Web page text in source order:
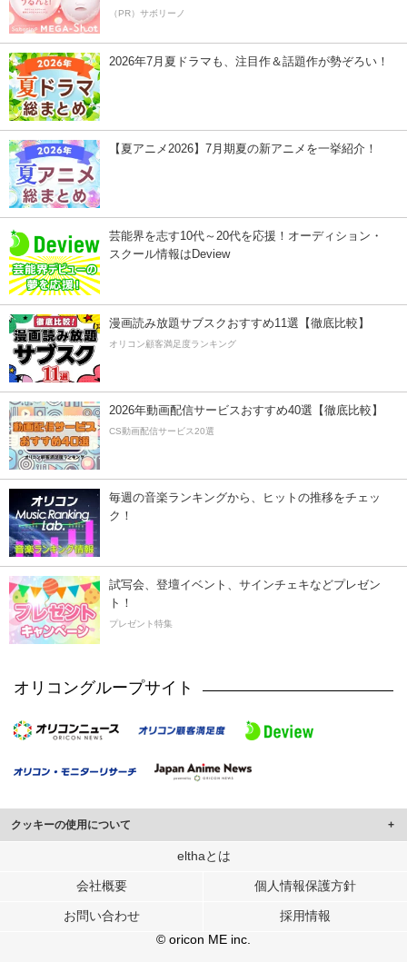
（PR）サボリーノ
2026年7月夏ドラマも、注目作＆話題作が勢ぞろい！
【夏アニメ2026】7月期夏の新アニメを一挙紹介！
芸能界を志す10代～20代を応援！オーディション・
スクール情報はDeview
漫画読み放題サブスクおすすめ11選【徹底比較】
オリコン顧客満足度ランキング
2026年動画配信サービスおすすめ40選【徹底比較】
CS動画配信サービス20選
毎週の音楽ランキングから、ヒットの推移をチェッ
ク！
試写会、登壇イベント、サインチェキなどプレゼン
ト！
プレゼント特集
オリコングループサイト
クッキーの使用について
このサイトでは Cookie を使用して、ユーザーに合わせたコンテンツや広告の
行っています。
メディアや広告配信、データ解析の各パートナーに提供しています。
各パートナーは、この情報とユーザーが各パートナーに提供した他の情報や、
ユーザーが各パートナーのサービスを使用したときに収集した他の情報を組み
elthaとは
会社概要 個人情報保護方針
お問い合わせ
採用情報
© oricon ME inc.